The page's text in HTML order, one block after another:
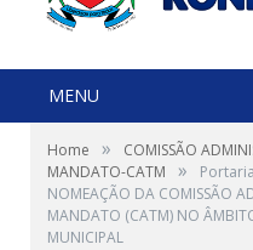
MENU
Home »
COMISSÃO
MANDATO-CATM
»
NOMEAÇÃO DA COMISSÃO
MANDATO (CATM) NO
MUNICIPAL